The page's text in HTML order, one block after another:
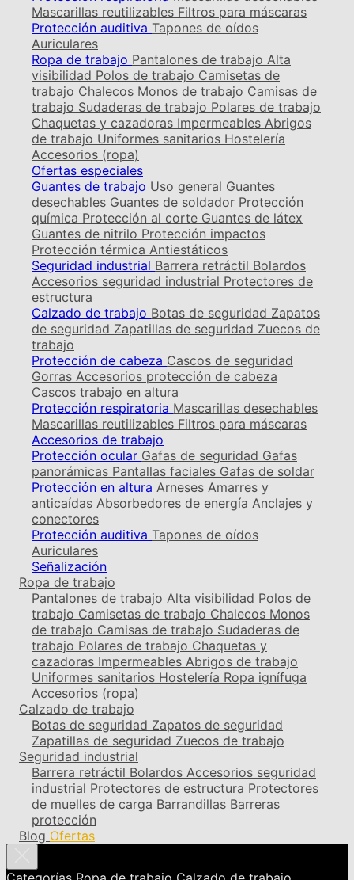
Mascarillas reutilizables Filtros para máscaras
Protección auditiva Tapones de oídos
Auriculares
Ropa de trabajo Pantalones de trabajo Alta
visibilidad Polos de trabajo Camisetas de
trabajo Chalecos Monos de trabajo Camisas de
trabajo Sudaderas de trabajo Polares de trabajo
Chaquetas y cazadoras Impermeables Abrigos
de trabajo Uniformes sanitarios Hostelería
Accesorios (ropa)
Ofertas especiales
Guantes de trabajo Uso general Guantes
desechables Guantes de soldador Protección
química Protección al corte Guantes de látex
Guantes de nitrilo Protección impactos
Protección térmica Antiestáticos
Seguridad industrial Barrera retráctil Bolardos
Accesorios seguridad industrial Protectores de
estructura
Calzado de trabajo Botas de seguridad Zapatos
de seguridad Zapatillas de seguridad Zuecos de
trabajo
Protección de cabeza Cascos de seguridad
Gorras Accesorios protección de cabeza
Cascos trabajo en altura
Protección respiratoria Mascarillas desechables
Mascarillas reutilizables Filtros para máscaras
Accesorios de trabajo
Protección ocular Gafas de seguridad Gafas
panorámicas Pantallas faciales Gafas de soldar
Protección en altura Arneses Amarres y
anticaídas Absorbedores de energía Anclajes y
conectores
Protección auditiva Tapones de oídos
Auriculares
Señalización
Ropa de trabajo
Pantalones de trabajo Alta visibilidad Polos de
trabajo Camisetas de trabajo Chalecos Monos
de trabajo Camisas de trabajo Sudaderas de
trabajo Polares de trabajo Chaquetas y
cazadoras Impermeables Abrigos de trabajo
Uniformes sanitarios Hostelería Ropa ignífuga
Accesorios (ropa)
Calzado de trabajo
Botas de seguridad Zapatos de seguridad
Zapatillas de seguridad Zuecos de trabajo
Seguridad industrial
Barrera retráctil Bolardos Accesorios seguridad
industrial Protectores de estructura Protectores
de muelles de carga Barrandillas Barreras
protección
Blog Ofertas